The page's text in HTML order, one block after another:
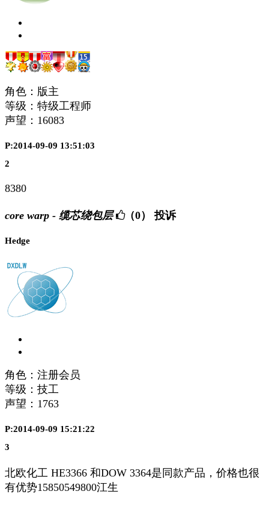
角色：版主
等级：特级工程师
声望： 16083
P:2014-09-09 13:51:03
2
8380
core warp - 缆芯绕包层 （0） 投诉
Hedge
角色：注册会员
等级：技工
声望： 1763
P:2014-09-09 15:21:22
3
北欧化工 HE3366 和DOW 3364是同款产品，价格也很
有优势15850549800江生